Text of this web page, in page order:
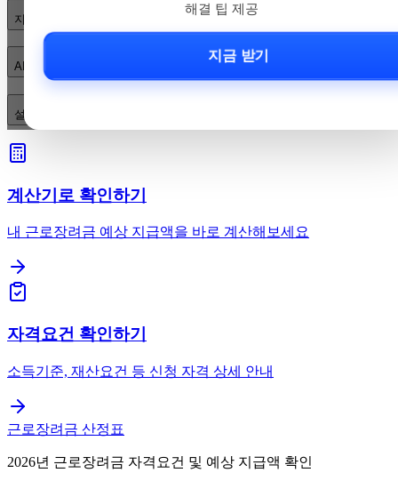
해결 팁 제공
지금 받기
지니뮤직은 어디서 안전하게 다운로드하나요?
APK로 직접 설치해도 되나요? 주의할 점은 무엇인가요?
설치나 로그인 오류가 발생하면 어떻게 빠르게 해결하나요?
계산기로 확인하기
내 근로장려금 예상 지급액을 바로 계산해보세요
자격요건 확인하기
소득기준, 재산요건 등 신청 자격 상세 안내
근로장려금 산정표
2026년 근로장려금 자격요건 및 예상 지급액 확인